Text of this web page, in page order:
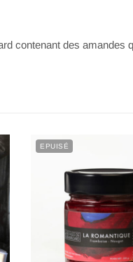
contenant des amandes
EPUISÉ